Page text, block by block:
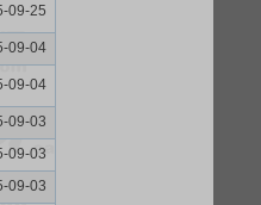
09-25
09-04
09-04
09-03
09-03
09-03